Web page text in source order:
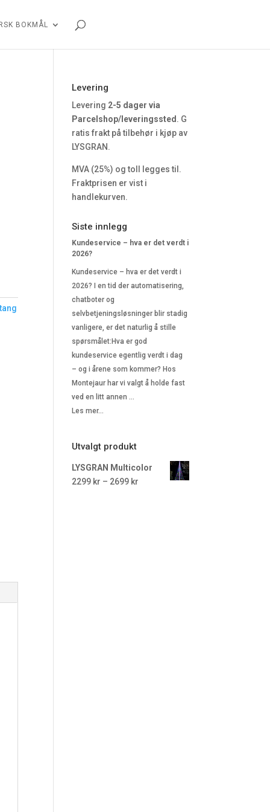
BOKMÅL
Levering
Levering 2-5 dager via
Parcelshop/leveringssted . G
ratis frakt på tilbehør i kjøp av
LYSGRAN.
MVA (25%) og toll legges til.
Fraktprisen er vist i
handlekurven.
Siste innlegg
Kundeservice – hva er det verdt i
2026?
Kundeservice – hva er det verdt i
2026? I en tid der automatisering,
chatboter og
selvbetjeningsløsninger blir stadig
vanligere, er det naturlig å stille
spørsmålet:Hva er god
kundeservice egentlig verdt i dag
– og i årene som kommer? Hos
Montejaur har vi valgt å holde fast
ved en litt annen …
Les mer...
Utvalgt produkt
LYSGRAN Multicolor
2299 kr – 2699 kr Prisområde: